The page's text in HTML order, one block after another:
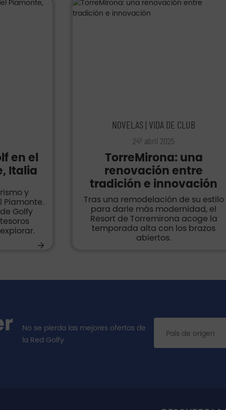
en el
Italia
y
Piamonte.
Golfy
NOVELAS | VIDA DE CLUB
24º abril 2025
TorreMirona: una
renovación entre
tradición e innovación
Tras una remodelación de su estilo
para darle más modernidad, el
Resort de Torremirona acoge la
temporada alta con los brazos
abiertos.
No se pierda las mejores ofertas de
la Red Golfy